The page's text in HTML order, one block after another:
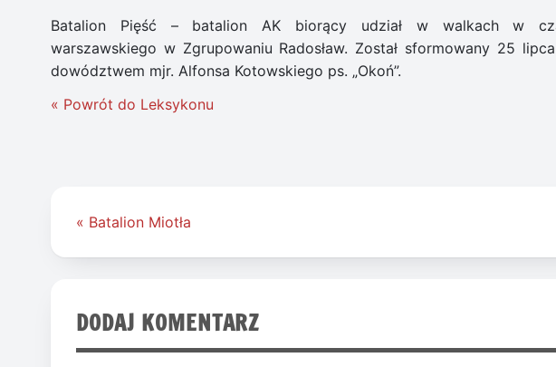
Batalion Pięść – batalion AK biorący udział w walkach w
warszawskiego w Zgrupowaniu Radosław. Został sformowany 25
dowództwem mjr. Alfonsa Kotowskiego ps. „Okoń”.
« Powrót do Leksykonu
Nawigacja
« Batalion Miotła
DODAJ KOMENTARZ